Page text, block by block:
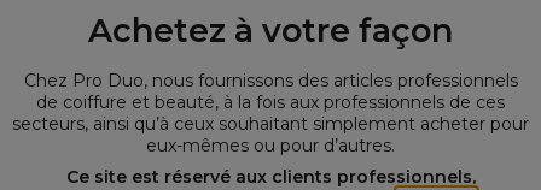
Achetez à votre façon
Chez Pro Duo, nous fournissons des articles professionnels
de coiffure et beauté, à la fois aux professionnels de ces
secteurs, ainsi qu’à ceux souhaitant simplement acheter pour
eux-mêmes ou pour d’autres.
Ce site est réservé aux clients professionnels,